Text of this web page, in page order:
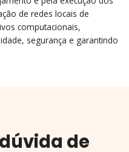
de redes locais de
computacionais,
segurança e garantindo
de